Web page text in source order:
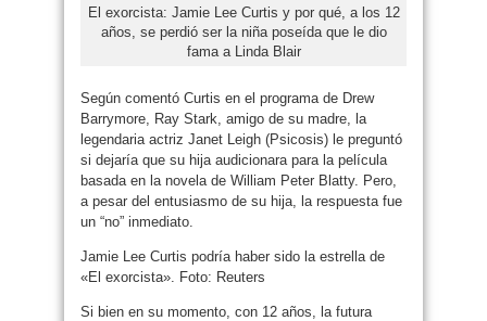
El exorcista: Jamie Lee Curtis y por qué, a los 12
años, se perdió ser la niña poseída que le dio
fama a Linda Blair
Según comentó Curtis en el programa de Drew
Barrymore, Ray Stark, amigo de su madre, la
legendaria actriz Janet Leigh (Psicosis) le preguntó
si dejaría que su hija audicionara para la película
basada en la novela de William Peter Blatty. Pero,
a pesar del entusiasmo de su hija, la respuesta fue
un “no” inmediato.
Jamie Lee Curtis podría haber sido la estrella de
«El exorcista». Foto: Reuters
Si bien en su momento, con 12 años, la futura